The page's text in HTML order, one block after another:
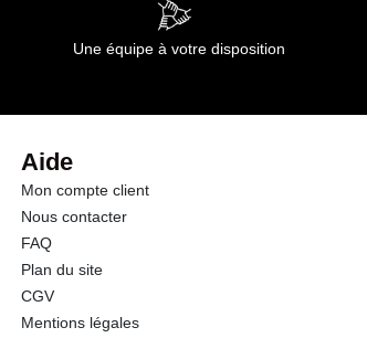
Une équipe à votre disposition
Aide
Mon compte client
Nous contacter
FAQ
Plan du site
CGV
Mentions légales